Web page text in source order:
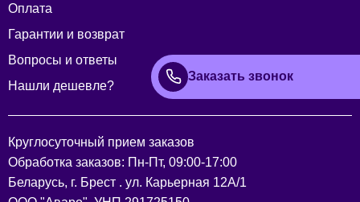
Оплата
Гарантии и возврат
Вопросы и ответы
Нашли дешевле?
Заказать звонок
Круглосуточный прием заказов
Обработка заказов: Пн-Пт, 09:00-17:00
Беларусь, г. Брест . ул. Карьерная 12А/1